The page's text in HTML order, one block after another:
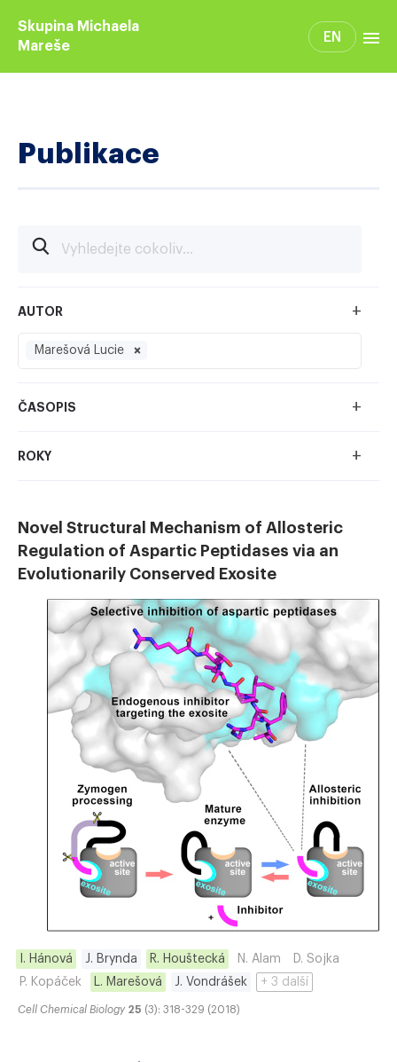
Skupina Michaela
Mareše
EN
Publikace
AUTOR +
Marešová Lucie
ČASOPIS +
ROKY +
Novel Structural Mechanism of Allosteric
Regulation of Aspartic Peptidases via an
Evolutionarily Conserved Exosite
I. Hánová J. Brynda R. Houštecká N. Alam
D. Sojka
P. Kopáček
L. Marešová J. Vondrášek + 3 další
Cell Chemical Biology 25 (3): 318-329 (2018)